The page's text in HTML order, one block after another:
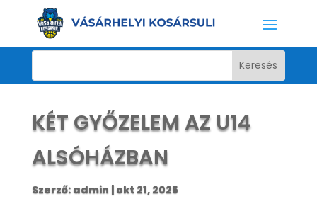
KÉT GYŐZELEM AZ U14
ALSÓHÁZBAN
Szerző: admin | okt 21, 2025